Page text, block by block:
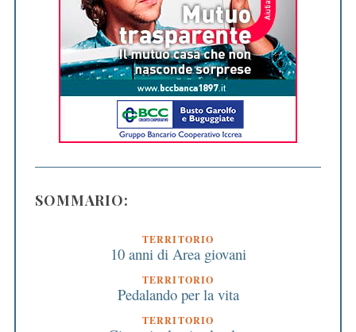
SOMMARIO:
TERRITORIO
10 anni di Area giovani
TERRITORIO
Pedalando per la vita
TERRITORIO